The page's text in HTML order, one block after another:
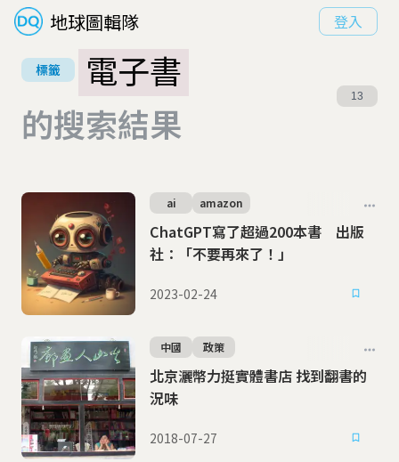
地球圖輯隊 登入
標籤
電子書
的搜索結果
13
ChatGPT寫了超過200本書 出版
社：「不要再來了！」
ai amazon
2023-02-24
北京灑幣力挺實體書店 找到翻書的
況味
中國 政策
2018-07-27